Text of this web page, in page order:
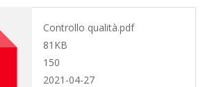
Controllo qualità.pdf
81KB
150
2021-04-27